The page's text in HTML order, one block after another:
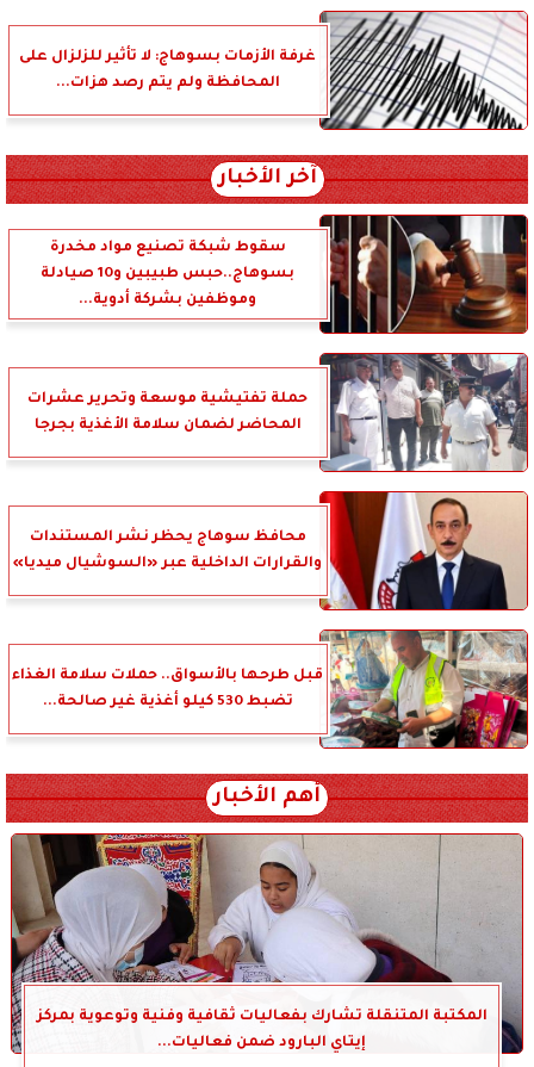
غرفة الأزمات بسوهاج: لا تأثير للزلزال على
المحافظة ولم يتم رصد هزات...
آخر الأخبار
سقوط شبكة تصنيع مواد مخدرة
بسوهاج..حبس طبيبين و10 صيادلة
وموظفين بشركة أدوية...
حملة تفتيشية موسعة وتحرير عشرات
المحاضر لضمان سلامة الأغذية بجرجا
محافظ سوهاج يحظر نشر المستندات
والقرارات الداخلية عبر «السوشيال ميديا»
قبل طرحها بالأسواق.. حملات سلامة الغذاء
تضبط 530 كيلو أغذية غير صالحة...
أهم الأخبار
المكتبة المتنقلة تشارك بفعاليات ثقافية وفنية وتوعوية بمركز
إيتاي البارود ضمن فعاليات...